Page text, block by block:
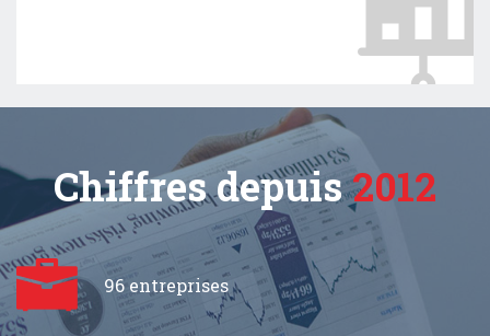
Chiffres depuis2012
96 entreprises